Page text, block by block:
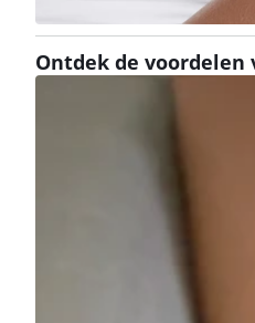
Ontdek de voordelen